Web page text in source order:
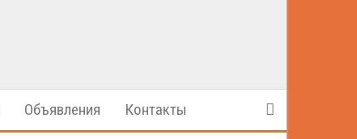
Объявления Контакты